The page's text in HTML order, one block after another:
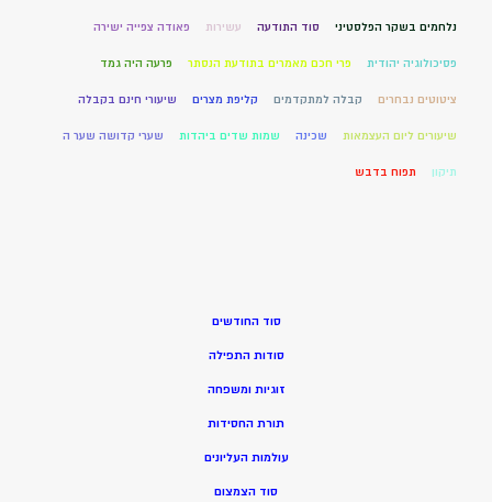
נלחמים בשקר הפלסטיני סוד התודעה עשירות פאודה צפייה ישירה
פסיכולוגיה יהודית פרי חכם מאמרים בתודעת הנסתר פרעה היה גמד
ציטוטים נבחרים קבלה למתקדמים קליפת מצרים שיעורי חינם בקבלה
שיעורים ליום העצמאות שכינה שמות שדים ביהדות שערי קדושה שער ה
תיקון תפוח בדבש
סוד החודשים
סודות התפילה
זוגיות ומשפחה
תורת החסידות
עולמות העליונים
סוד הצמצום